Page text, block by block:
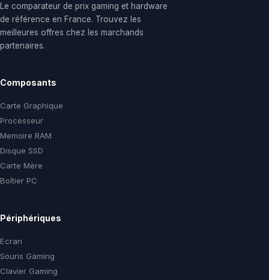
Le comparateur de prix gaming et hardware
de référence en France. Trouvez les
meilleures offres chez les marchands
partenaires.
Composants
Carte Graphique
Processeur
Memoire RAM
Disque SSD
Carte Mère
Boîtier PC
Périphériques
Ecran
Souris Gaming
Clavier Gaming